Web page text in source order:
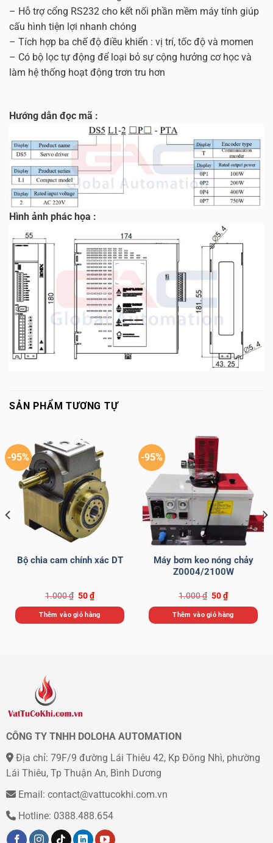
– Hỗ trợ cổng RS232 cho kết nối phần mềm máy tính giúp
cấu hình tiện lợi nhanh chóng
– Tích hợp ba chế độ điều khiển : vị trí, tốc độ và momen
– Có bộ lọc tự động để loại bỏ sự cộng hưởng cơ học và
làm hệ thống hoạt động trơn tru hơn
Hướng dẫn đọc mã :
Hình ảnh phác họa :
SẢN PHẨM TƯƠNG TỰ
-95%
Bộ chia cam chính xác DT
1.000₫ Giá
gốc
là:
1.000 ₫.
50₫Giá
hiện
là:
50 ₫.
Thêm vào giỏ hàng
-95%
Máy bơm keo nóng chảy
Z0004/2100W
1.000₫ Giá
gốc
là:
1.000 ₫.
50₫Giá
hiện
là:
50 ₫.
Thêm vào giỏ hàng
CÔNG TY TNHH DOLOHA AUTOMATION
Địa chỉ: 79F/9 đường Lái Thiêu 42, Kp Đông Nhì, phường
Lái Thiêu, Tp Thuận An, Bình Dương
Email: contact@vattucokhi.com.vn
Hotline: 0388.488.654